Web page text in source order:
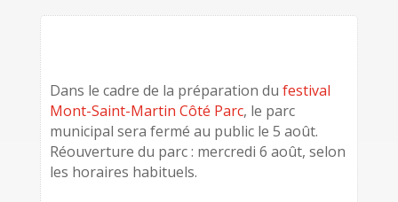
Dans le cadre de la préparation du festival
Mont-Saint-Martin Côté Parc, le parc
municipal sera fermé au public le 5 août.
Réouverture du parc : mercredi 6 août, selon
les horaires habituels.